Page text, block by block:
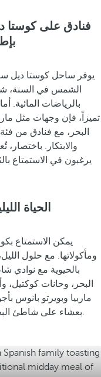
فنادق على
الشمس في السنة،
بالرياضات المائية.
تميزاً، فإن وجهات مثل
والابتكار.
يرغبون في الاستمتاع
الحياة
يمكن الاستمتاع
ومأكولاتها. مع حلول
بالحيوية مع نوادي
البحر، وحانات
ماربيا وبويرتو بانوس
بعشاء على شاطئ البحر أو كوكتيل في أماكن مصممة بشكل أنيق.